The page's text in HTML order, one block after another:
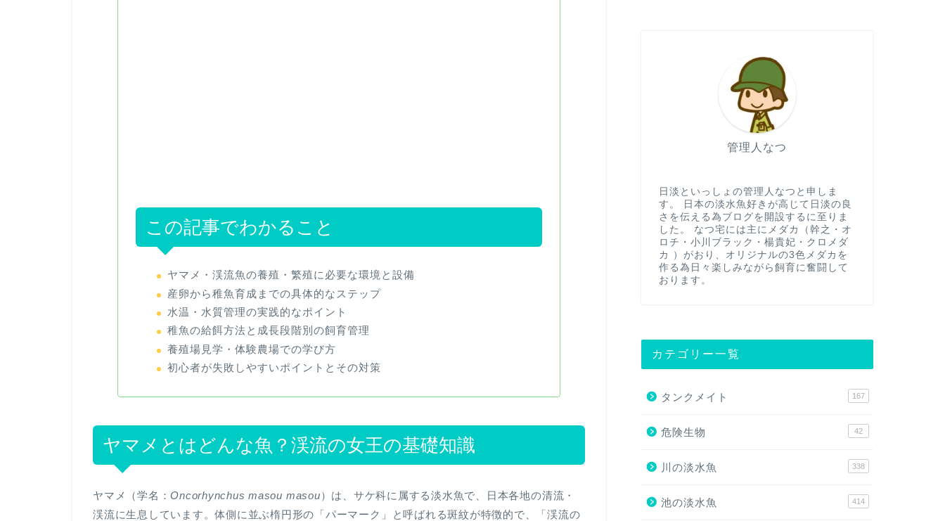
この記事でわかること
ヤマメ・渓流魚の養殖・繁殖に必要な環境と設備
産卵から稚魚育成までの具体的なステップ
水温・水質管理の実践的なポイント
稚魚の給餌方法と成長段階別の飼育管理
養殖場見学・体験農場での学び方
初心者が失敗しやすいポイントとその対策
ヤマメとはどんな魚？渓流の女王の基礎知識
ヤマメ（学名：Oncorhynchus masou masou）は、サケ科に属する淡水魚で、日本各地の清流・
渓流に生息しています。体側に並ぶ楕円形の「パーマーク」と呼ばれる斑紋が特徴的で、「渓流の
管理人なつ
日淡といっしょの管理人なつと申しま
す。 日本の淡水魚好きが高じて日淡の良
さを伝える為ブログを開設するに至りま
した。 なつ宅には主にメダカ（幹之・オ
ロチ・小川ブラック・楊貴妃・クロメダ
カ ）がおり、オリジナルの3色メダカを
作る為日々楽しみながら飼育に奮闘して
おります。
カテゴリー一覧
タンクメイト 167
危険生物 42
川の淡水魚 338
池の淡水魚 414